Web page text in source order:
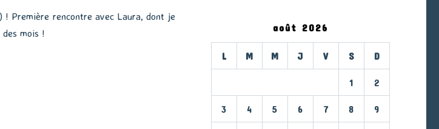
Première rencontre avec Laura, dont je
mois !
août 2026
L M M J V S D
1 2
3 4 5 6 7 8 9